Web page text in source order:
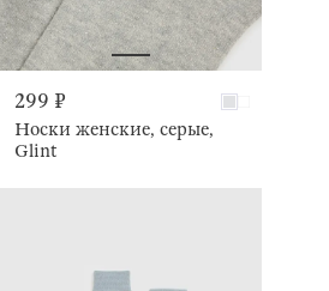
299 ₽
Носки женские, серые,
Glint